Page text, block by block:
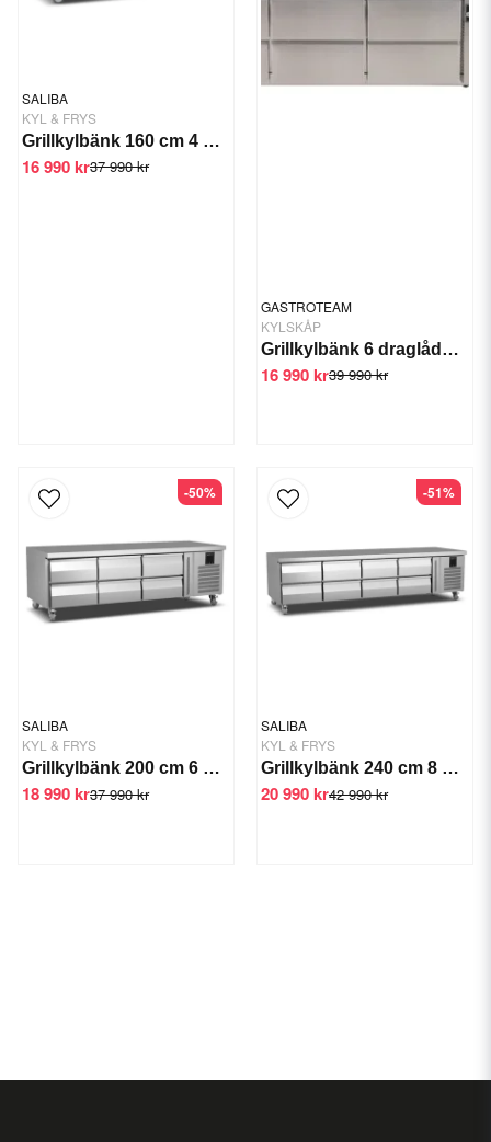
SALIBA
KYL & FRYS
Grillkylbänk 160 cm 4 draglådor -2/+6 C
37 990 kr
16 990 kr
GASTROTEAM
KYLSKÅP
Grillkylbänk 6 draglådor 1795 mm
39 990 kr
16 990 kr
SALIBA
KYL & FRYS
Grillkylbänk 200 cm 6 draglådor -2/+6
37 990 kr
18 990 kr
-50%
SALIBA
KYL & FRYS
Grillkylbänk 240 cm 8 draglådor -2 / +6
42 990 kr
20 990 kr
-51%